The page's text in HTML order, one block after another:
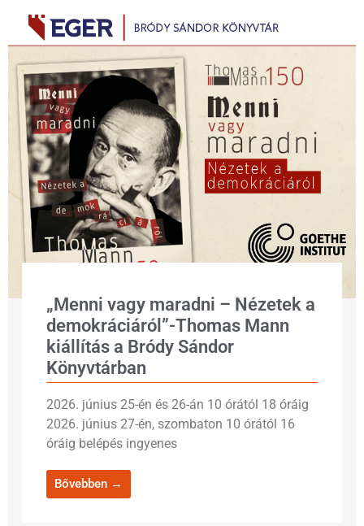
„Menni vagy maradni – Nézetek a
demokráciáról”-Thomas Mann
kiállítás a Bródy Sándor
Könyvtárban
2026. június 25-én és 26-án 10 órától 18 óráig
2026. június 27-én, szombaton 10 órától 16
óráig belépés ingyenes
Bővebben →